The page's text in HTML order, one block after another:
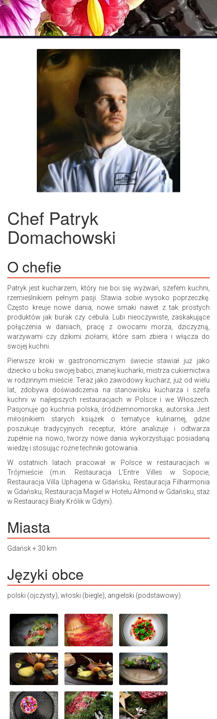
Chef Patryk
Domachowski
O chefie
Patryk jest kucharzem, który nie boi się wyzwań, szefem kuchni,
rzemieślnikiem pełnym pasji. Stawia sobie wysoko poprzeczkę.
Często kreuje nowe dania, nowe smaki nawet z tak prostych
produktów jak burak czy cebula. Lubi nieoczywiste, zaskakujące
połączenia w daniach, pracę z owocami morza, dziczyzną,
warzywami czy dzikimi ziołami, które sam zbiera i włącza do
swojej kuchni.
Pierwsze kroki w gastronomicznym świecie stawiał już jako
dziecko u boku swojej babci, znanej kucharki, mistrza cukiernictwa
w rodzinnym mieście. Teraz jako zawodowy kucharz, już od wielu
lat, zdobywa doświadczenia na stanowisku kucharza i szefa
kuchni w najlepszych restauracjach w Polsce i we Włoszech.
Pasjonuje go kuchnia polska, śródziemnomorska, autorska. Jest
miłośnikiem starych książek o tematyce kulinarnej, gdzie
poszukuje tradycyjnych receptur, które analizuje i odtwarza
zupełnie na nowo, tworzy nowe dania wykorzystując posiadaną
wiedzę i stosując rożne techniki gotowania.
W ostatnich latach pracował w Polsce w restauracjach w
Trójmieście (m.in. Restauracja L'Entre Villes w Sopocie,
Restauracja Villa Uphagena w Gdańsku, Restauracja Filharmonia
w Gdańsku, Restauracja Magiel w Hotelu Almond w Gdańsku, staż
w Restauracji Biały Królik w Gdyni).
Miasta
Gdańsk + 30 km
Języki obce
polski (ojczysty), włoski (biegle), angielski (podstawowy)